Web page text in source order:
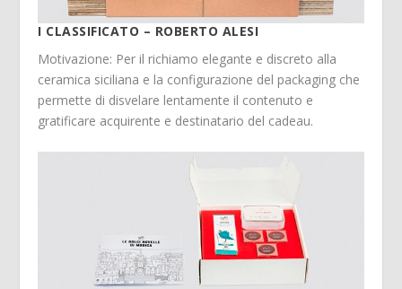
I CLASSIFICATO – ROBERTO ALESI
Motivazione: Per il richiamo elegante e discreto alla
ceramica siciliana e la configurazione del packaging che
permette di disvelare lentamente il contenuto e
gratificare acquirente e destinatario del cadeau.